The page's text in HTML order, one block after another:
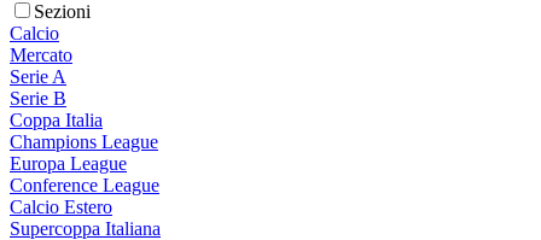
Sezioni
Calcio
Mercato
Serie A
Serie B
Coppa Italia
Champions League
Europa League
Conference League
Calcio Estero
Supercoppa Italiana